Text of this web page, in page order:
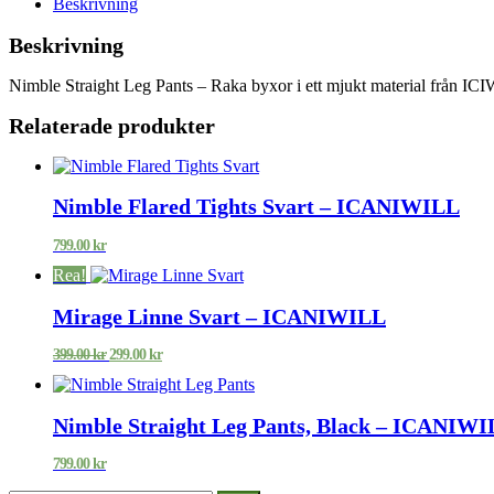
Beskrivning
Beskrivning
Nimble Straight Leg Pants – Raka byxor i ett mjukt material från
Relaterade produkter
Nimble Flared Tights Svart – ICANIWILL
799.00kr
Rea!
Mirage Linne Svart – ICANIWILL
399.00kr Det
priset
399.00 kr.
299.00krDet
priset
299.00 kr.
Nimble Straight Leg Pants, Black –
799.00kr